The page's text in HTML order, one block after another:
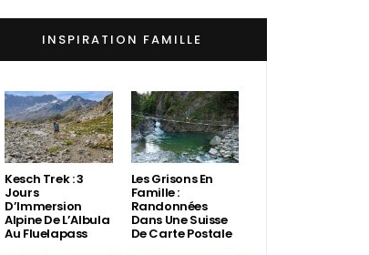
INSPIRATION FAMILLE
Kesch Trek : 3
Jours
D’Immersion
Alpine De L’Albula
Au Fluelapass
Les Grisons En
Famille :
Randonnées
Dans Une Suisse
De Carte Postale